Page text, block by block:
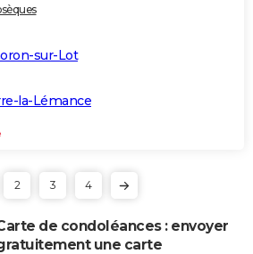
sur-Lot
la-Lémance
2 3 4
de condoléances : envoyer
une carte